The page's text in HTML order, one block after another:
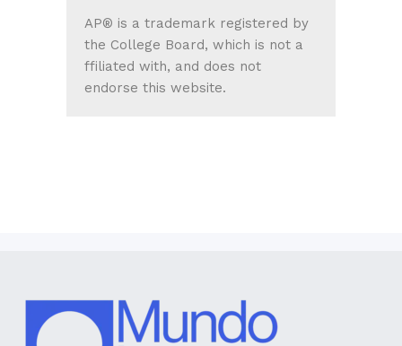
AP® is a trademark registered by
the College Board, which is not a
ffiliated with, and does not
endorse this website.